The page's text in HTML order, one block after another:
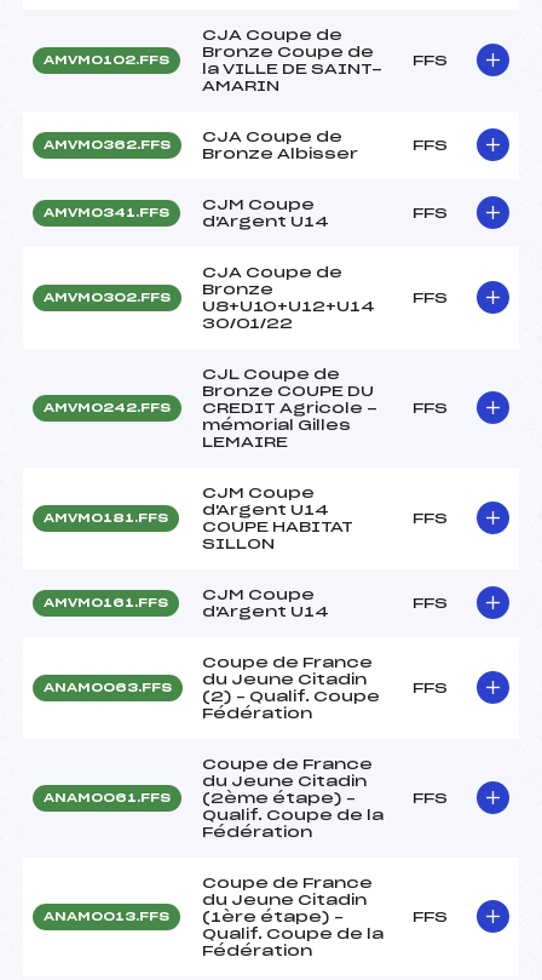
AMVM0102.FFS
CJA Coupe de
Bronze Coupe de
la VILLE DE SAINT-
AMARIN
FFS
AMVM0362.FFS
CJA Coupe de
Bronze Albisser
FFS
AMVM0341.FFS
CJM Coupe
d'Argent U14
FFS
AMVM0302.FFS
CJA Coupe de
Bronze
U8+U10+U12+U14
30/01/22
FFS
AMVM0242.FFS
CJL Coupe de
Bronze COUPE DU
CREDIT Agricole -
mémorial Gilles
LEMAIRE
FFS
AMVM0181.FFS
CJM Coupe
d'Argent U14
COUPE HABITAT
SILLON
FFS
AMVM0161.FFS
CJM Coupe
d'Argent U14
FFS
ANAM0063.FFS
Coupe de France
du Jeune Citadin
(2) – Qualif. Coupe
Fédération
FFS
ANAM0061.FFS
Coupe de France
du Jeune Citadin
(2ème étape) –
Qualif. Coupe de la
Fédération
FFS
ANAM0013.FFS
Coupe de France
du Jeune Citadin
(1ère étape) –
Qualif. Coupe de la
Fédération
FFS